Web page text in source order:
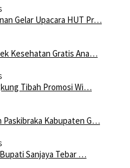
Gelar Upacara HUT Pr…
Kesehatan Gratis Ana…
Tibah Promosi Wi…
Paskibraka Kabupaten G…
Sanjaya Tebar …